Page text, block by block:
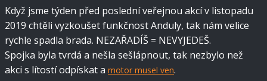
Když jsme týden před poslední veřejnou akcí v listopadu
2019 chtěli vyzkoušet funkčnost Anduly, tak nám velice
rychle spadla brada. NEZAŘADÍŠ = NEVYJEDEŠ.
Spojka byla tvrdá a nešla sešlápnout, tak nezbylo než
akci s lítostí odpískat a motor musel ven.